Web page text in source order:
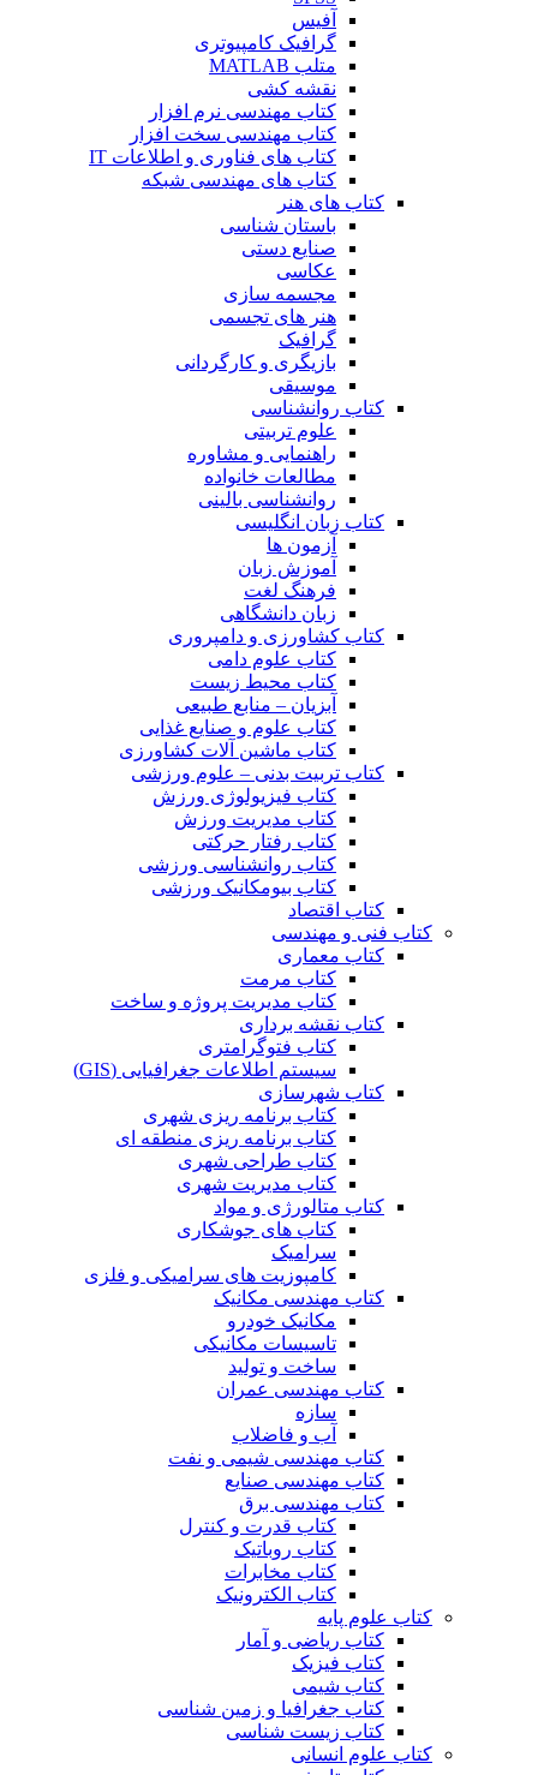
آفیس
گرافیک کامپیوتری
متلب MATLAB
نقشه کشی
کتاب مهندسی نرم افزار
کتاب مهندسی سخت افزار
کتاب های فناوری و اطلاعات IT
کتاب های مهندسی شبکه
کتاب های هنر
باستان شناسی
صنایع دستی
عکاسی
مجسمه سازی
هنر های تجسمی
گرافیک
بازیگری و کارگردانی
موسیقی
کتاب روانشناسی
علوم تربیتی
راهنمایی و مشاوره
مطالعات خانواده
روانشناسی بالینی
کتاب زبان انگلیسی
آزمون ها
آموزش زبان
فرهنگ لغت
زبان دانشگاهی
کتاب کشاورزی و دامپروری
کتاب علوم دامی
کتاب محیط زیست
آبزیان – منابع طبیعی
کتاب علوم و صنایع غذایی
کتاب ماشین آلات کشاورزی
کتاب تربیت بدنی – علوم ورزشی
کتاب فیزیولوژی ورزش
کتاب مدیریت ورزش
کتاب رفتار حرکتی
کتاب روانشناسی ورزشی
کتاب بیومکانیک ورزشی
کتاب اقتصاد
کتاب فنی و مهندسی
کتاب معماری
کتاب مرمت
کتاب مدیریت پروژه و ساخت
کتاب نقشه برداری
کتاب فتوگرامتری
سیستم اطلاعات جغرافیایی (GIS)
کتاب شهرسازی
کتاب برنامه ریزی شهری
کتاب برنامه ریزی منطقه ای
کتاب طراحی شهری
کتاب مدیریت شهری
کتاب متالورژی و مواد
کتاب های جوشکاری
سرامیک
کامپوزیت های سرامیکی و فلزی
کتاب مهندسی مکانیک
مکانیک خودرو
تاسیسات مکانیکی
ساخت و تولید
کتاب مهندسی عمران
سازه
آب و فاضلاب
کتاب مهندسی شیمی و نفت
کتاب مهندسی صنایع
کتاب مهندسی برق
کتاب قدرت و کنترل
کتاب روباتیک
کتاب مخابرات
کتاب الکترونیک
کتاب علوم پایه
کتاب ریاضی و آمار
کتاب فیزیک
کتاب شیمی
کتاب جغرافیا و زمین شناسی
کتاب زیست شناسی
کتاب علوم انسانی